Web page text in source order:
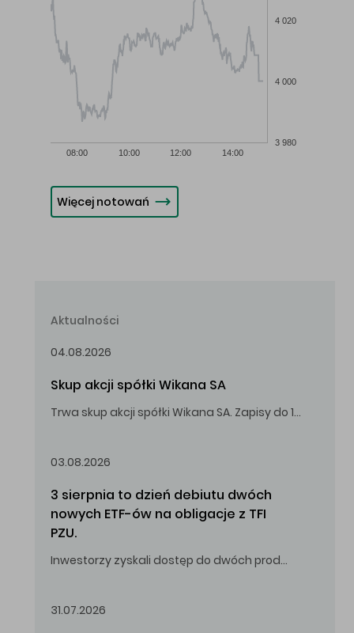
08:00 10:00 12:00 14:00
3 980
4 000
4 020
Więcej notowań
Aktualności
04.08.2026
Skup akcji spółki Wikana SA
Trwa skup akcji spółki Wikana SA. Zapisy do 14.08.2026 r. do godz. 16.00.
03.08.2026
3 sierpnia to dzień debiutu dwóch
nowych ETF-ów na obligacje z TFI
PZU.
Inwestorzy zyskali dostęp do dwóch produktów umożliwiających inwestowanie w obligacje skarbowe.
31.07.2026